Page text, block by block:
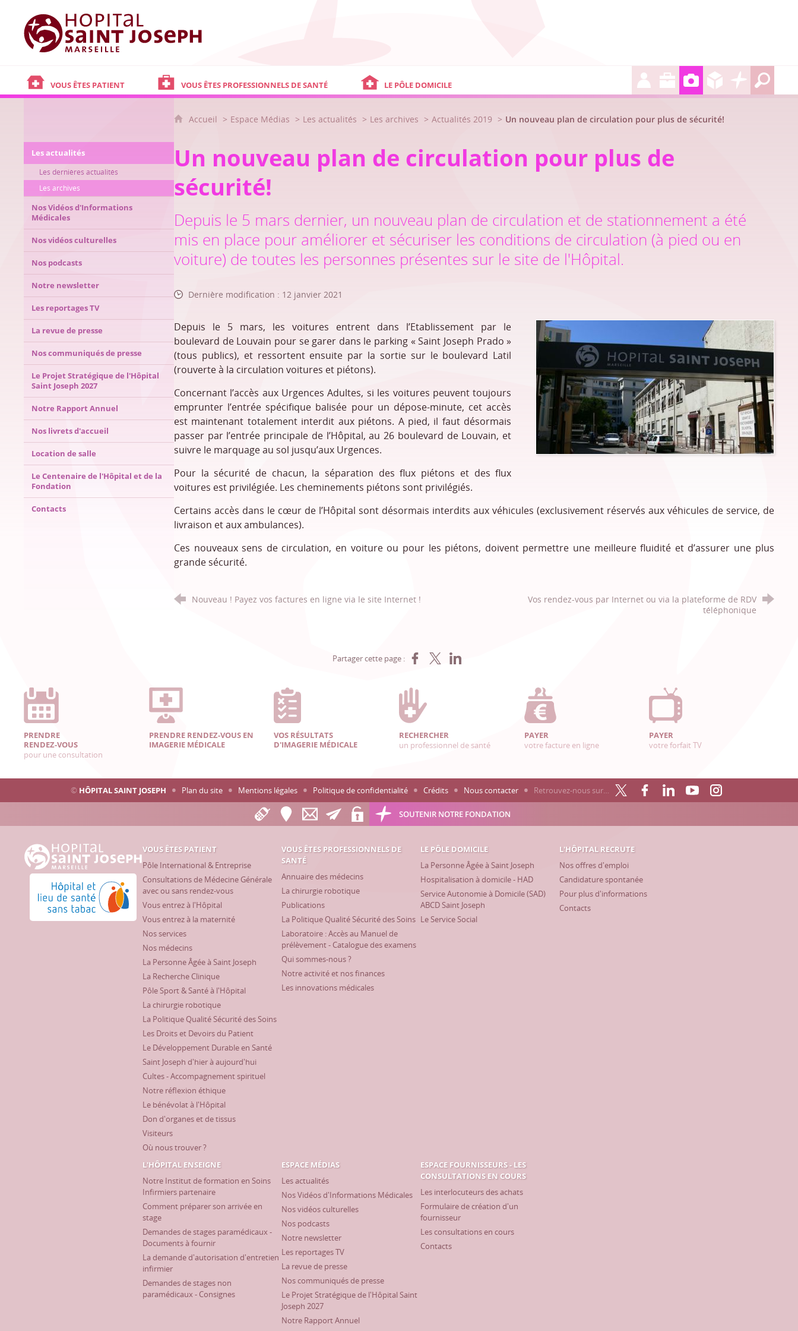
Hôpital Saint Joseph - Marseille
VOUS ÊTES PATIENT VOUS ÊTES PROFESSIONNELS DE SANTÉ LE PÔLE DOMICILE
Les actualités
Les dernières actualités
Les archives
Nos Vidéos d'Informations
Médicales
Nos vidéos culturelles
Nos podcasts
Notre newsletter
Les reportages TV
La revue de presse
Nos communiqués de presse
Le Projet Stratégique de l'Hôpital
Saint Joseph 2027
Notre Rapport Annuel
Nos livrets d'accueil
Location de salle
Le Centenaire de l'Hôpital et de la
Fondation
Contacts
Accueil Espace Médias Les actualités Les archives Actualités 2019 Un nouveau plan de circulation pour plus de sécurité!
Un nouveau plan de circulation pour plus de
sécurité!
Depuis le 5 mars dernier, un nouveau plan de circulation et de stationnement a été
mis en place pour améliorer et sécuriser les conditions de circulation (à pied ou en
voiture) de toutes les personnes présentes sur le site de l'Hôpital.
Dernière modification : 12 janvier 2021
Depuis le 5 mars, les voitures entrent dans l’Etablissement par le
boulevard de Louvain pour se garer dans le parking « Saint Joseph Prado »
(tous publics), et ressortent ensuite par la sortie sur le boulevard Latil
(rouverte à la circulation voitures et piétons).
Concernant l’accès aux Urgences Adultes, si les voitures peuvent toujours
emprunter l’entrée spécifique balisée pour un dépose-minute, cet accès
est maintenant totalement interdit aux piétons. A pied, il faut désormais
passer par l’entrée principale de l’Hôpital, au 26 boulevard de Louvain, et
suivre le marquage au sol jusqu’aux Urgences.
Pour la sécurité de chacun, la séparation des flux piétons et des flux
voitures est privilégiée. Les cheminements piétons sont privilégiés.
Certains accès dans le cœur de l’Hôpital sont désormais interdits aux véhicules (exclusivement réservés aux véhicules de service, de
livraison et aux ambulances).
Ces nouveaux sens de circulation, en voiture ou pour les piétons, doivent permettre une meilleure fluidité et d’assurer une plus
grande sécurité.
Nouveau ! Payez vos factures en ligne via le site Internet !
Vos rendez-vous par Internet ou via la plateforme de RDV
téléphonique
Partager cette page : Partager sur Facebook
Partager sur XPartager sur LinkedIn
PRENDRE
RENDEZ-VOUS
pour une consultation
PRENDRE RENDEZ-VOUS EN
IMAGERIE MÉDICALE
VOS RÉSULTATS
D'IMAGERIE MÉDICALE
RECHERCHER
un professionnel de santé
PAYER
votre facture en ligne
PAYER
votre forfait TV
© HÔPITAL SAINT JOSEPH Plan du site Mentions légales Politique de confidentialité Crédits Nous contacter Retrouvez-nous sur…
SOUTENIR NOTRE FONDATION
Hôpital Saint Joseph - Marseille
Hôpital et lieu de santé sans tabac
VOUS ÊTES PATIENT
Pôle International & Entreprise
Consultations de Médecine Générale
avec ou sans rendez-vous
Vous entrez à l'Hôpital
Vous entrez à la maternité
Nos services
Nos médecins
La Personne Âgée à Saint Joseph
La Recherche Clinique
Pôle Sport & Santé à l'Hôpital
La chirurgie robotique
La Politique Qualité Sécurité des Soins
Les Droits et Devoirs du Patient
Le Développement Durable en Santé
Saint Joseph d'hier à aujourd'hui
Cultes - Accompagnement spirituel
Notre réflexion éthique
Le bénévolat à l'Hôpital
Don d'organes et de tissus
Visiteurs
Où nous trouver ?
VOUS ÊTES PROFESSIONNELS DE
SANTÉ
Annuaire des médecins
La chirurgie robotique
Publications
La Politique Qualité Sécurité des Soins
Laboratoire : Accès au Manuel de
prélèvement - Catalogue des examens
Qui sommes-nous ?
Notre activité et nos finances
Les innovations médicales
LE PÔLE DOMICILE
La Personne Âgée à Saint Joseph
Hospitalisation à domicile - HAD
Service Autonomie à Domicile (SAD)
ABCD Saint Joseph
Le Service Social
L'HÔPITAL RECRUTE
Nos offres d'emploi
Candidature spontanée
Pour plus d'informations
Contacts
L'HÔPITAL ENSEIGNE
Notre Institut de formation en Soins
Infirmiers partenaire
Comment préparer son arrivée en
stage
Demandes de stages paramédicaux -
Documents à fournir
La demande d'autorisation d'entretien
infirmier
Demandes de stages non
paramédicaux - Consignes
ESPACE MÉDIAS
Les actualités
Nos Vidéos d'Informations Médicales
Nos vidéos culturelles
Nos podcasts
Notre newsletter
Les reportages TV
La revue de presse
Nos communiqués de presse
Le Projet Stratégique de l'Hôpital Saint
Joseph 2027
Notre Rapport Annuel
ESPACE FOURNISSEURS - LES
CONSULTATIONS EN COURS
Les interlocuteurs des achats
Formulaire de création d'un
fournisseur
Les consultations en cours
Contacts